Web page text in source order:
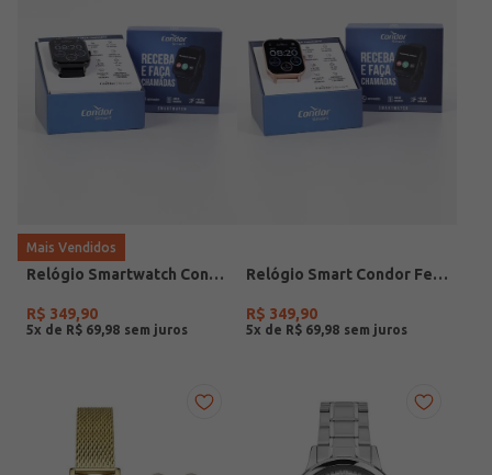
Mais Vendidos
Relógio Smartwatch Condor PRETO
R$ 349,90
5x de R$ 69 98
Relógio Smart Condor Feminino ROSE
R$ 349,90
5x de R$ 69 98